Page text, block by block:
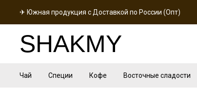
✈ Южная продукция с Доставкой по России (Опт)
SHAKMY
Чай Специи Кофе Восточные сладости